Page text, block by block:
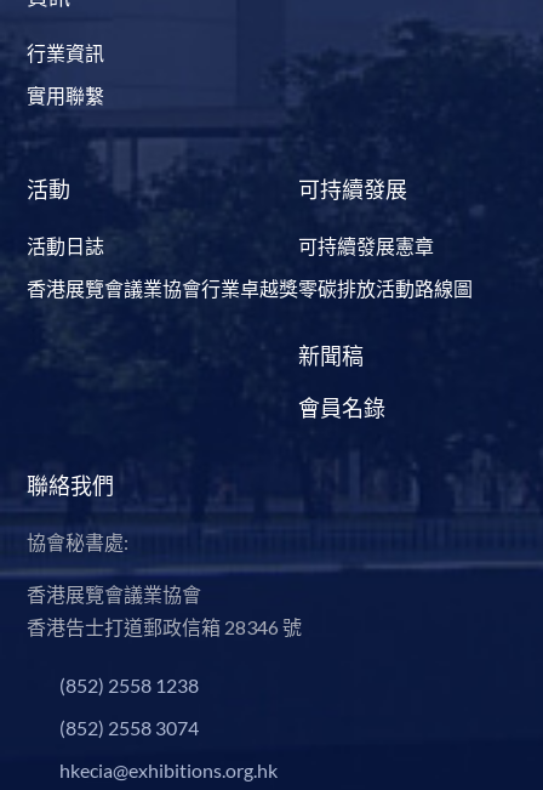
行業資訊
實用聯繫
活動
活動日誌
香港展覽會議業協會行業卓越獎
可持續發展
可持續發展憲章
零碳排放活動路線圖
新聞稿
會員名錄
聯絡我們
協會秘書處:
香港展覽會議業協會
香港告士打道郵政信箱 28346 號
(852) 2558 1238
(852) 2558 3074
hkecia@exhibitions.org.hk